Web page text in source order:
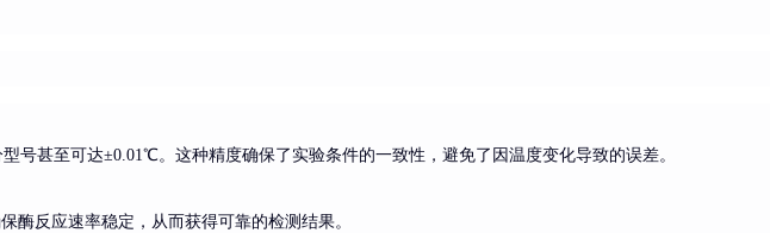
甚至可达±0.01℃。这种精度确保了实验条件的一致性，避免了因温度变化导致的误差。
酶反应速率稳定，从而获得可靠的检测结果。